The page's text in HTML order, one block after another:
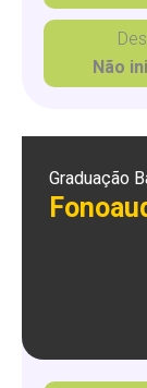
Não
Graduação